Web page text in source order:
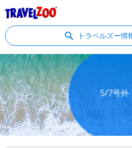
トラベルズー情
5/7号外